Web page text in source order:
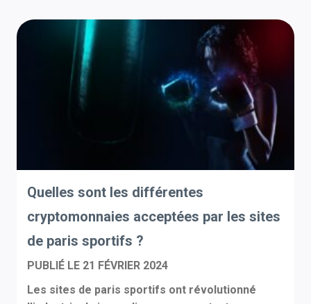
Quelles sont les différentes
cryptomonnaies acceptées par les sites
de paris sportifs ?
PUBLIÉ LE 21 FÉVRIER 2024
Les sites de paris sportifs ont révolutionné